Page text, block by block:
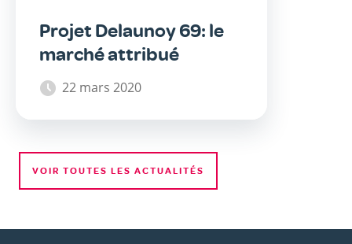
Projet Delaunoy 69: le
marché attribué
22 mars 2020
VOIR TOUTES LES ACTUALITÉS